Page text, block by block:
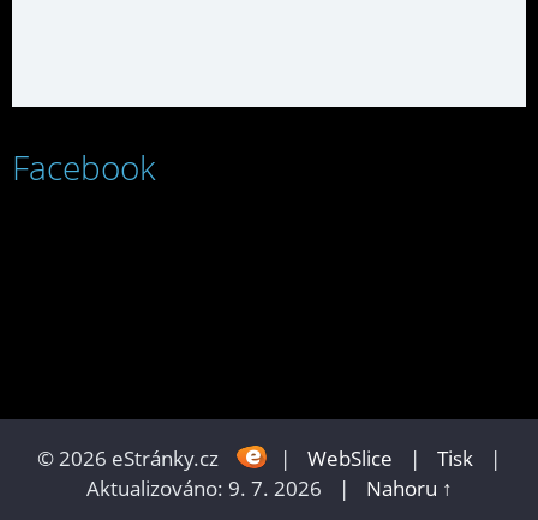
Facebook
© 2026 eStránky.cz | WebSlice | Tisk
|
Aktualizováno: 9. 7. 2026
| Nahoru ↑